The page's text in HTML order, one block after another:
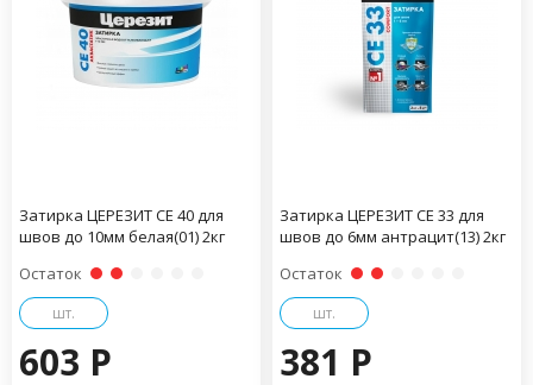
Затирка ЦЕРЕЗИТ CE 40 для
швов до 10мм белая(01) 2кг
Остаток
шт.
603 P
Затирка ЦЕРЕЗИТ CE 33 для
швов до 6мм антрацит(13) 2кг
Остаток
шт.
381 P